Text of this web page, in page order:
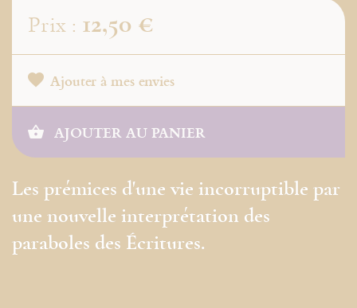
Prix : 12,50 €
Ajouter à mes envies
AJOUTER AU PANIER
Les prémices d'une vie incorruptible par
une nouvelle interprétation des
paraboles des Écritures.